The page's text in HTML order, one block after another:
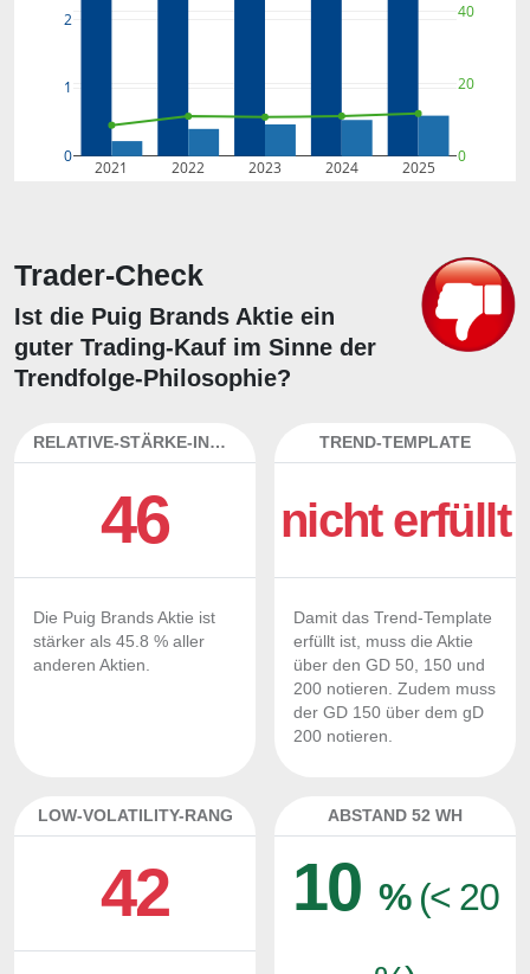
2021 2022 2023 2024 2025
0
1
2
0
20
40
Trader-Check
Ist die Puig Brands Aktie ein
guter Trading-Kauf im Sinne der
Trendfolge-Philosophie?
RELATIVE-STÄRKE-INDEX
46
Die Puig Brands Aktie ist
stärker als 45.8 % aller
anderen Aktien.
TREND-TEMPLATE
nicht erfüllt
Damit das Trend-Template
erfüllt ist, muss die Aktie
über den GD 50, 150 und
200 notieren. Zudem muss
der GD 150 über dem gD
200 notieren.
LOW-VOLATILITY-RANG
42
ABSTAND 52 WH
10% (< 20